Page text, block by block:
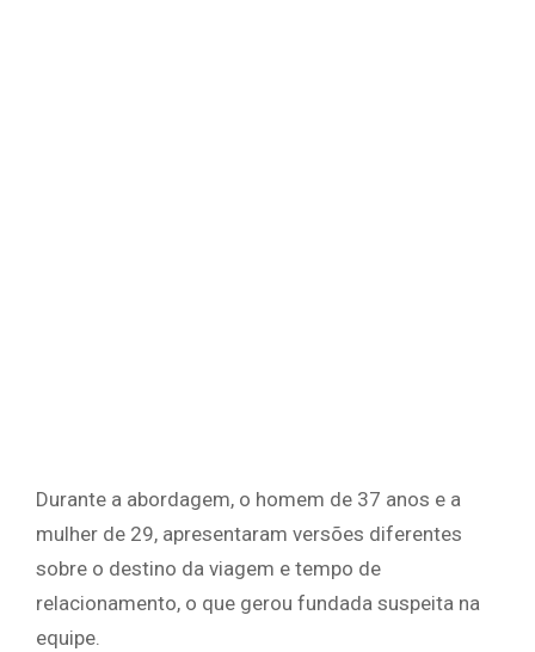
Durante a abordagem, o homem de 37 anos e a
mulher de 29, apresentaram versões diferentes
sobre o destino da viagem e tempo de
relacionamento, o que gerou fundada suspeita na
equipe.